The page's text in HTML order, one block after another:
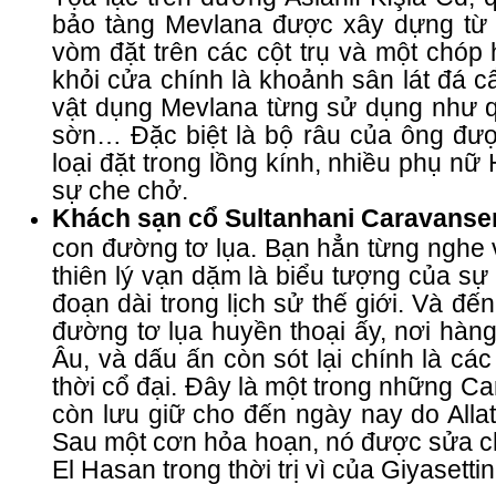
bảo tàng Mevlana được xây dựng
vòm đặt trên các cột trụ và một
khỏi cửa chính là khoảnh sân lát đá
vật dụng Mevlana từng sử dụng như
sờn… Đặc biệt là bộ râu của ông
loại đặt trong lồng kính, nhiều phụ
sự che chở.
Khách sạn cổ Sultanhani
con đường tơ lụa. Bạn hẳn từng
thiên lý vạn dặm là biểu tượng của
đoạn dài trong lịch sử thế giới. Và
đường tơ lụa huyền thoại ấy, nơi
Âu, và dấu ấn còn sót lại chính là
thời cổ đại. Đây là một trong những
còn lưu giữ cho đến ngày nay do
Sau một cơn hỏa hoạn, nó được sửa
El Hasan trong thời trị vì của